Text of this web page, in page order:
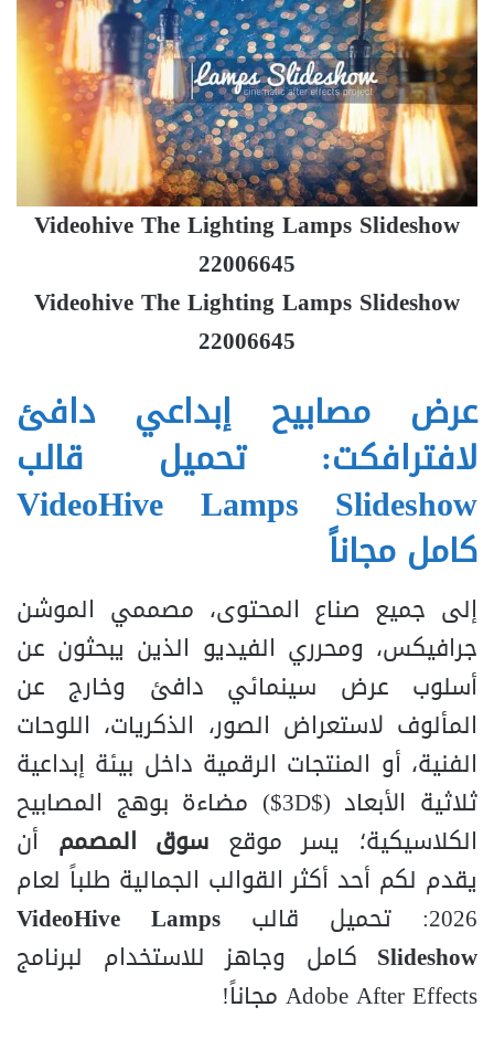
Videohive The Lighting Lamps Slideshow
22006645
Videohive The Lighting Lamps Slideshow
22006645
عرض مصابيح إبداعي دافئ
لافترافكت: تحميل قالب
VideoHive Lamps Slideshow
كامل مجاناً
إلى جميع صناع المحتوى، مصممي الموشن
جرافيكس، ومحرري الفيديو الذين يبحثون عن
أسلوب عرض سينمائي دافئ وخارج عن
المألوف لاستعراض الصور، الذكريات، اللوحات
الفنية، أو المنتجات الرقمية داخل بيئة إبداعية
ثلاثية الأبعاد ($3D$
) مضاءة بوهج المصابيح
الكلاسيكية؛ يسر موقع سوق المصمم أن
يقدم لكم أحد أكثر القوالب الجمالية طلباً لعام
2026: تحميل قالب
VideoHive Lamps
Slideshow كامل وجاهز للاستخدام لبرنامج
Adobe After Effects مجاناً!